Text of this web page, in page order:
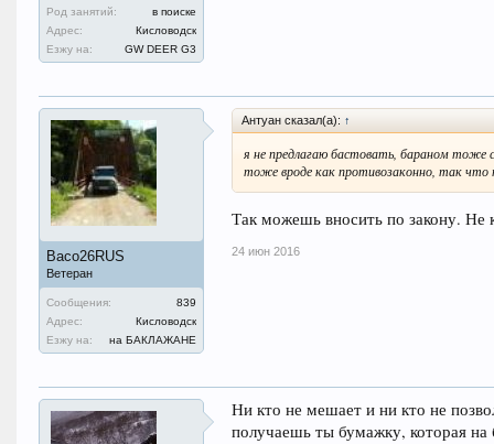
Род занятий:
в поиске
Адрес:
Кисловодск
Езжу на:
GW DEER G3
Васо26RUS
Ветеран
Сообщения:
839
Адрес:
Кисловодск
Езжу на:
на БАКЛАЖАНЕ
Антуан сказал(а): ↑
я не предлагаю бастовать, бараном тоже
тоже вроде как противозаконно, так что
Так можешь вносить по закону. Не
24 июн 2016
Ни кто не мешает и ни кто не
получаешь ты бумажку, которая